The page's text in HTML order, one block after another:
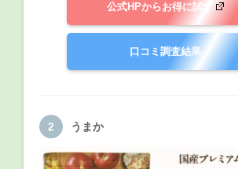
公式HPからお得に試す
口コミ調査結果
うまか